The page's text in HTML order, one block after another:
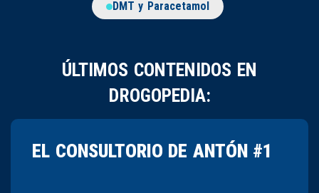
DMT y Paracetamol
ÚLTIMOS CONTENIDOS EN
DROGOPEDIA:
EL CONSULTORIO DE ANTÓN #1